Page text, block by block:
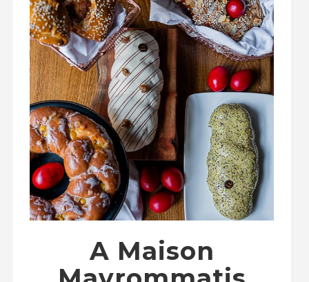
A Maison